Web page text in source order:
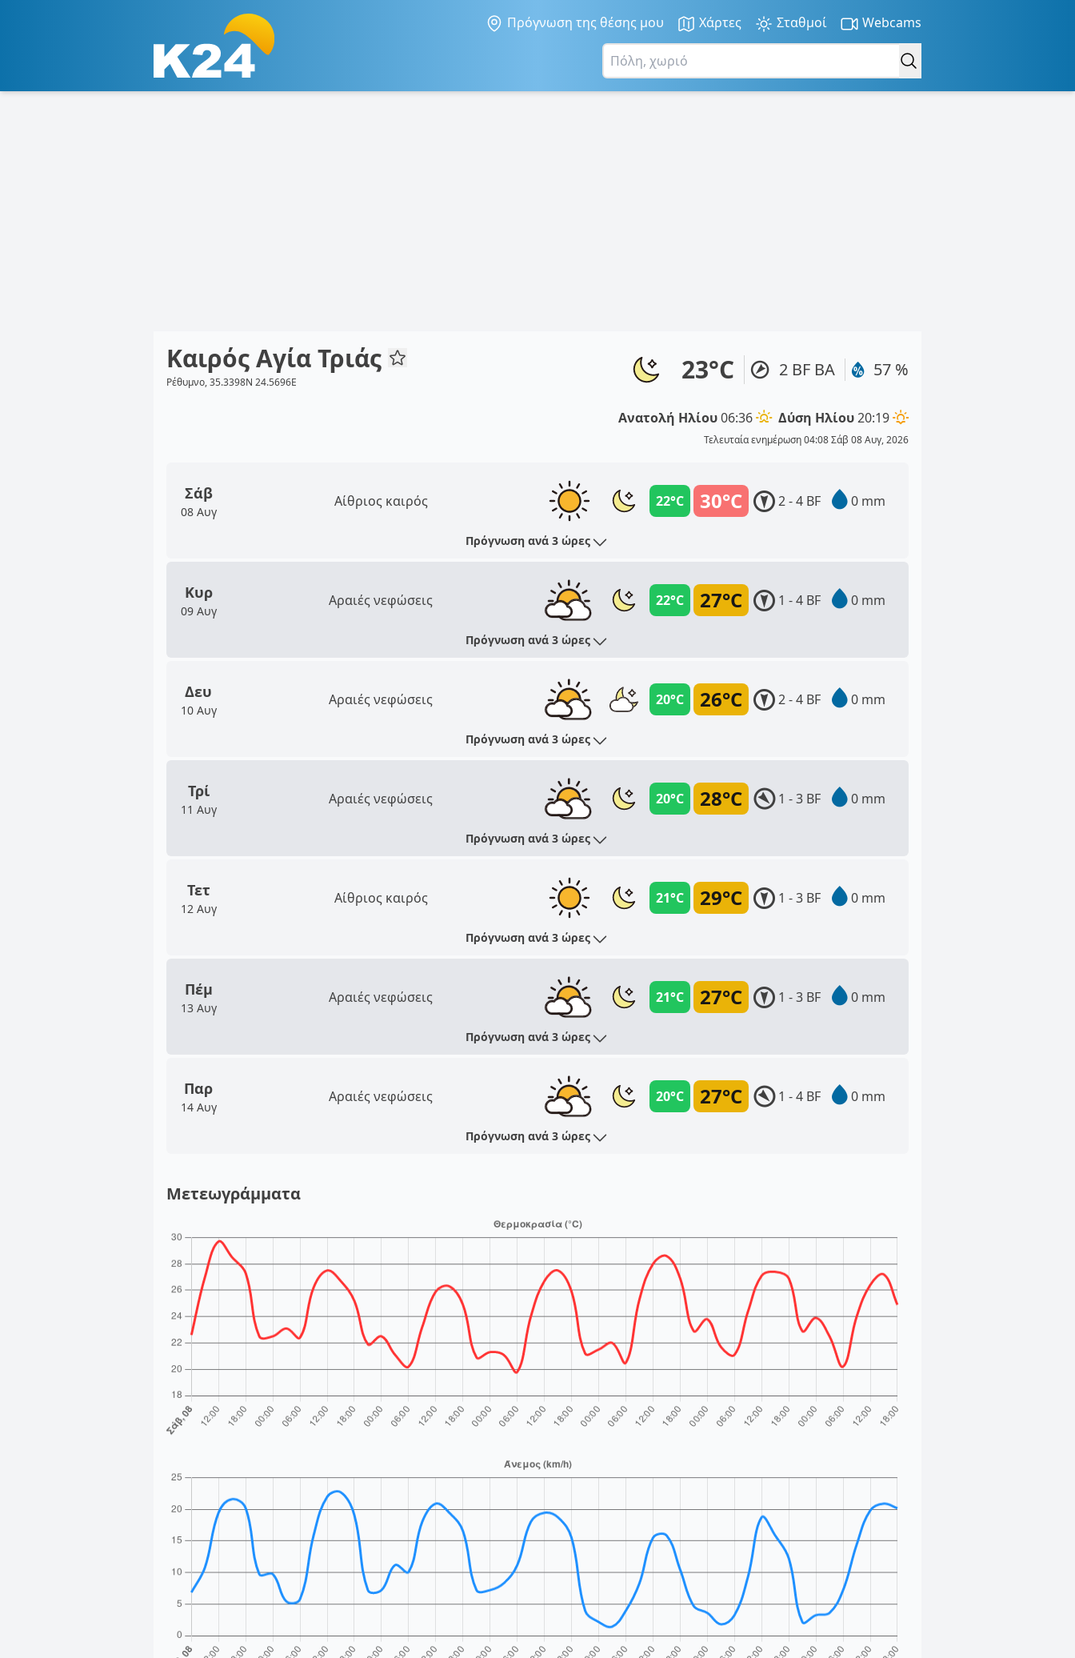
Πρόγνωση της θέσης μου Χάρτες Σταθμοί Webcams
Καιρός Αγία Τριάς
Ρέθυμνο, 35.3398N 24.5696E 23°C 2 BF ΒΑ 57 %
Ανατολή Ηλίου06:36 Δύση Ηλίου20:19
Τελευταία ενημέρωση 04:08 Σάβ 08 Αυγ, 2026
Σάβ
08 Αυγ
Αίθριος καιρός 30°C
22°C 2 - 4 BF 0 mm
Πρόγνωση ανά 3 ώρες
Κυρ
09 Αυγ
Αραιές νεφώσεις 27°C
22°C 1 - 4 BF 0 mm
Πρόγνωση ανά 3 ώρες
Δευ
10 Αυγ
Αραιές νεφώσεις 26°C
20°C 2 - 4 BF 0 mm
Πρόγνωση ανά 3 ώρες
Τρί
11 Αυγ
Αραιές νεφώσεις 28°C
20°C 1 - 3 BF 0 mm
Πρόγνωση ανά 3 ώρες
Τετ
12 Αυγ
Αίθριος καιρός 29°C
21°C 1 - 3 BF 0 mm
Πρόγνωση ανά 3 ώρες
Πέμ
13 Αυγ
Αραιές νεφώσεις 27°C
21°C 1 - 3 BF 0 mm
Πρόγνωση ανά 3 ώρες
Παρ
14 Αυγ
Αραιές νεφώσεις 27°C
20°C 1 - 4 BF 0 mm
Πρόγνωση ανά 3 ώρες
Μετεωγράμματα